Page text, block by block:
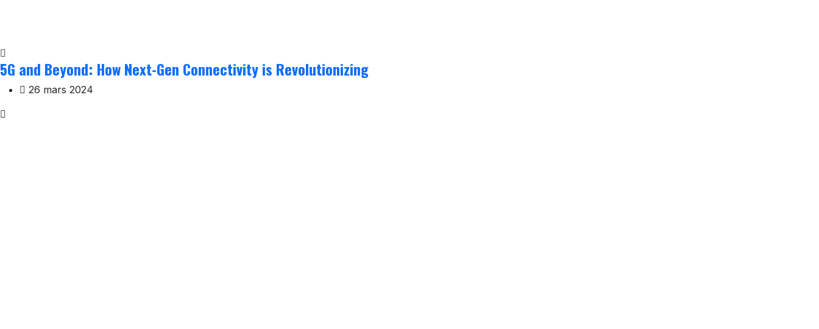
5G and Beyond: How Next-Gen Connectivity is Revolutionizing
26 mars 2024